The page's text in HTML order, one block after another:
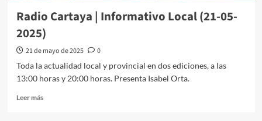
Radio Cartaya | Informativo Local (21-05-
2025)
21 de mayo de 2025
0
Toda la actualidad local y provincial en dos ediciones, a las
13:00 horas y 20:00 horas. Presenta Isabel Orta.
Leer más